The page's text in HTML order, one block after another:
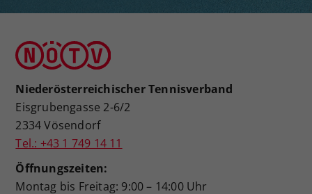
Niederösterreichischer Tennisverband
Eisgrubengasse 2-6/2
2334 Vösendorf
Tel.: +43 1 749 14 11
Öffnungszeiten:
Montag bis Freitag: 9:00 – 14:00 Uhr